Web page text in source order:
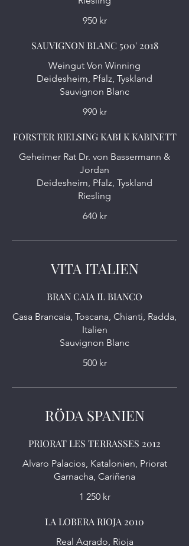
950 kr
SAUVIGNON BLANC 500' 2018
Weingut Von Winning
Deidesheim, Pfalz, Tyskland
Sauvignon Blanc
990 kr
FORSTER RIELSING KABI K KABINETT
Geheimer Rat Dr. von Bassermann &
Jordan
Deidesheim, Pfalz, Tyskland
Riesling
640 kr
VITA ITALIEN
BRAN CAIA IL BIANCO
Casa Brancaia, Toscana, Chianti, Radda,
Italien
Sauvignon Blanc
500 kr
RÖDA SPANIEN
PRIORAT LES TERRASSES 2012
Alvaro Palacios, Katalonien, Priorat
Garnacha, Cariñena
1 250 kr
LA LOBERA RIOJA 2010
Real Agrado, Rioja